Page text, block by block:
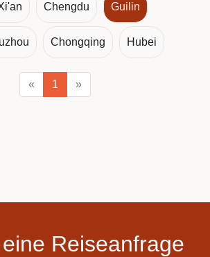
Chengdu Guilin
Chongqing Hubei
« 1 »
Reiseanfrage